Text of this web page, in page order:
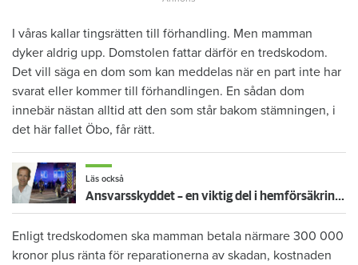
I våras kallar tingsrätten till förhandling. Men mamman
dyker aldrig upp. Domstolen fattar därför en tredskodom.
Det vill säga en dom som kan meddelas när en part inte har
svarat eller kommer till förhandlingen. En sådan dom
innebär nästan alltid att den som står bakom stämningen, i
det här fallet Öbo, får rätt.
Läs också
Ansvarsskyddet – en viktig del i hemförsäkringen
Enligt tredskodomen ska mamman betala närmare 300 000
kronor plus ränta för reparationerna av skadan, kostnaden